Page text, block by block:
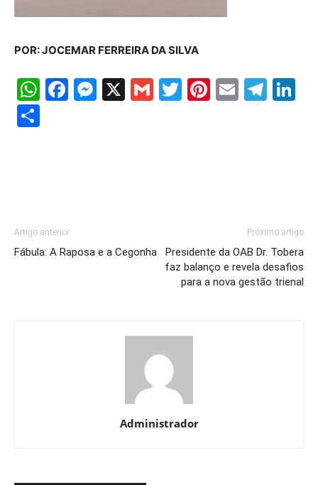
POR: JOCEMAR FERREIRA DA SILVA
WhatsApp
Facebook
Messenger
X GmailTwitter
Pinterest
Email
Artigo anterior
Fábula: A Raposa e a Cegonha
Próximo artigo
Presidente da OAB Dr. Tobera
faz balanço e revela desafios
para a nova gestão trienal
Administrador